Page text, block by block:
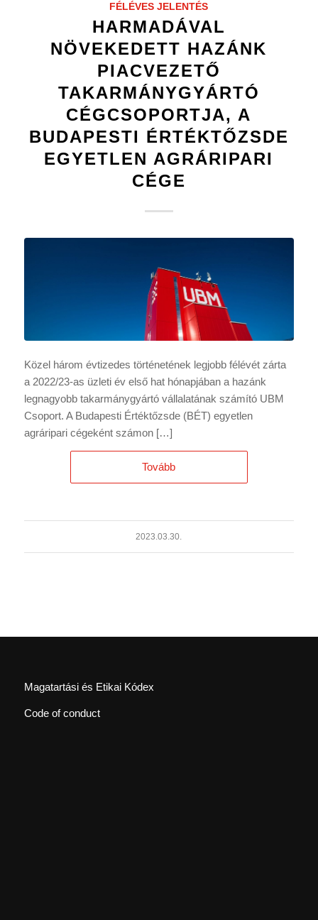
FÉLÉVES JELENTÉS
HARMADÁVAL
NÖVEKEDETT HAZÁNK
PIACVEZETŐ
TAKARMÁNYGYÁRTÓ
CÉGCSOPORTJA, A
BUDAPESTI ÉRTÉKTŐZSDE
EGYETLEN AGRÁRIPARI
CÉGE
Közel három évtizedes történetének legjobb félévét zárta
a 2022/23-as üzleti év első hat hónapjában a hazánk
legnagyobb takarmánygyártó vállalatának számító UBM
Csoport. A Budapesti Értéktőzsde (BÉT) egyetlen
agráripari cégeként számon […]
Tovább
2023.03.30.
Magatartási és Etikai Kódex
Code of conduct